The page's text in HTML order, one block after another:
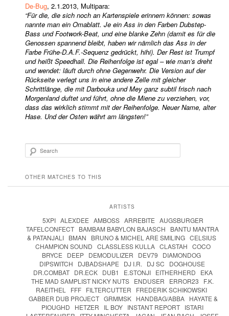
De-Bug, 2.1.2013, Multipara:
“Für die, die sich noch an Kartenspiele erinnern können: sowas
nannte man ein Omablatt. Je ein Ass in den Farben Dubstep-
Bass und Footwork-Beat, und eine blanke Zehn (damit es für die
Genossen spannend bleibt, haben wir nämlich das Ass in der
Farbe Frühe-D.A.F.-Sequenz gedrückt, hihi). Der Rest ist Trumpf
und heißt Speedhall. Die Reihenfolge ist egal – wie man’s dreht
und wendet: läuft durch ohne Gegenwehr. Die Version auf der
Rückseite verlegt uns in eine andere Zelle mit gleicher
Schrittlänge, die mit Darbouka und Mey ganz subtil frisch nach
Morgenland duftet und führt, ohne die Miene zu verziehen, vor,
dass das wirklich stimmt mit der Reihenfolge. Neuer Name, alter
Hase. Und der Osten währt am längsten!”
Search
OTHER MATCHES TO THIS
ARTISTS
5XPI ALEXDEE AMBOSS ARREBITE AUGSBURGER
TAFELCONFECT
BAMBAM BABYLON BAJASCH
BANTU MANTRA
& PATANJALI
BMAN BRUNO & MICHEL ARE SMILING CELSIUS
CHAMPION SOUND CLASSLESS KULLA CLASTAH COCO
BRYCE
DEEP DEMODULIZER DEV79
DIAMONDOG
DIPSWITCH
DJBADSHAPE DJ I.R. DJ SC
DOGHOUSE
DR.COMBAT DR.ECK DUB1 E.STONJI EITHERHERD
EKA
THE MAD SAMPLIST NICKY NUTS
ENDUSER ERROR23
F.K.
RAEITHEL
FFF FILTERCUTTER
FREDERIK SCHIKOWSKI
GABBER DUB PROJECT GRMMSK HANDBAG/ABBA
HAYATE &
PIOUGHD
HETZER IL BOY INSTANT REPORT
ISTARI